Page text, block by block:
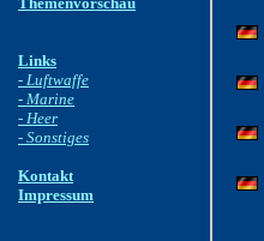
Links
- Luftwaffe
- Marine
- Heer
- Sonstiges
Kontakt
Impressum